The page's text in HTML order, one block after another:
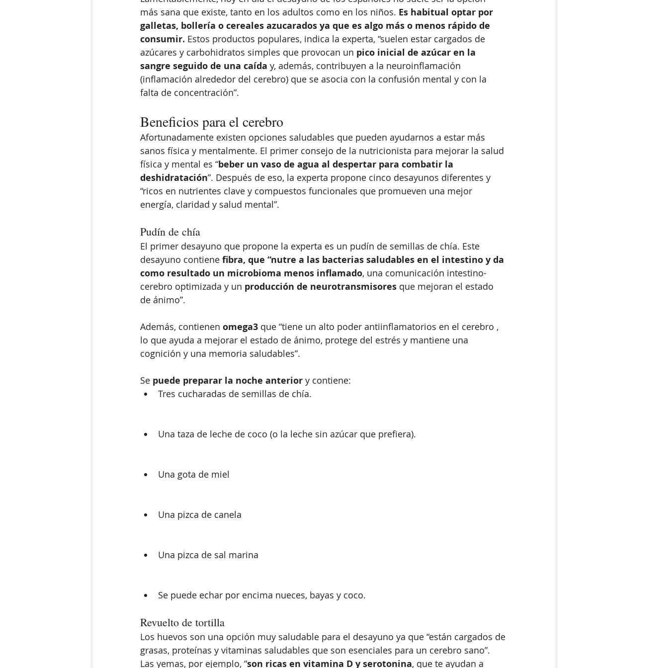
más sana que existe, tanto en los adultos como en los niños. Es habitual optar por
galletas, bollería o cereales azucarados ya que es algo más o menos rápido de
consumir. Estos productos populares, indica la experta, “suelen estar cargados de
azúcares y carbohidratos simples que provocan un pico inicial de azúcar en la
sangre seguido de una caída y, además, contribuyen a la neuroinflamación
(inflamación alrededor del cerebro) que se asocia con la confusión mental y con la
falta de concentración”.
Beneficios para el cerebro
Afortunadamente existen opciones saludables que pueden ayudarnos a estar más
sanos física y mentalmente. El primer consejo de la nutricionista para mejorar la salud
física y mental es “beber un vaso de agua al despertar para combatir la
deshidratación”. Después de eso, la experta propone cinco desayunos diferentes y
“ricos en nutrientes clave y compuestos funcionales que promueven una mejor
energía, claridad y salud mental”.
Pudín de chía
El primer desayuno que propone la experta es un pudín de semillas de chía. Este
desayuno contiene fibra, que “nutre a las bacterias saludables en el intestino y da
como resultado un microbioma menos inflamado, una comunicación intestino-
cerebro optimizada y un producción de neurotransmisores que mejoran el estado
de ánimo”.
Además, contienen omega3 que “tiene un alto poder antiinflamatorios en el cerebro ,
lo que ayuda a mejorar el estado de ánimo, protege del estrés y mantiene una
cognición y una memoria saludables”.
Se puede preparar la noche anterior y contiene:
Tres cucharadas de semillas de chía.
Una taza de leche de coco (o la leche sin azúcar que prefiera).
Una gota de miel
Una pizca de canela
Una pizca de sal marina
Se puede echar por encima nueces, bayas y coco.
Revuelto de tortilla
Los huevos son una opción muy saludable para el desayuno ya que “están cargados de
grasas, proteínas y vitaminas saludables que son esenciales para un cerebro sano”.
Las yemas, por ejemplo, “son ricas en vitamina D y serotonina, que te ayudan a